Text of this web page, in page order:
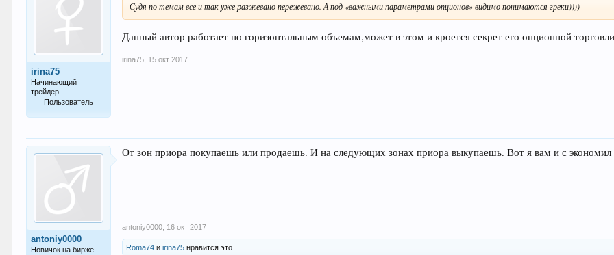
irina75
Начинающий
трейдер
Пользователь
Судя по темам все и так уже разжевано пережевано. А под «важными параметрами опционов» видимо понимаются греки))))
Данный автор работает по горизонтальным объемам,может в этом и кроется секрет его опционной
irina75 15 окт 2017
antoniy0000
Новичок на бирже
От зон приора покупаешь или продаешь. И на следующих зонах приора выкупаешь. Вот я вам и с
antoniy0000 16 окт 2017
Roma74 иirina75 нравится это.